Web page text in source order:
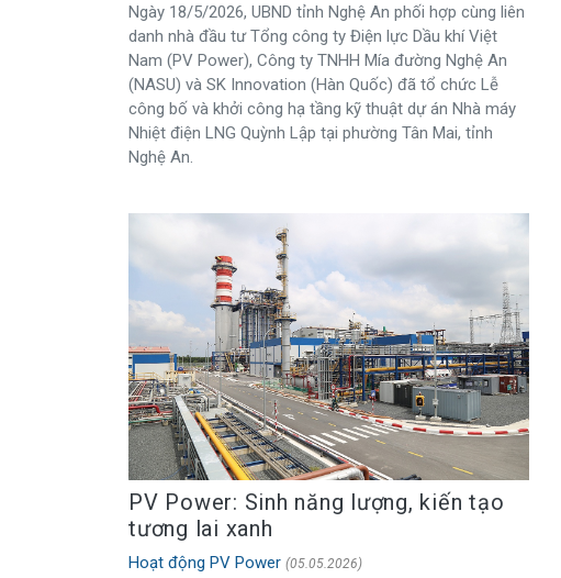
Ngày 18/5/2026, UBND tỉnh Nghệ An phối hợp cùng liên
danh nhà đầu tư Tổng công ty Điện lực Dầu khí Việt
Nam (PV Power), Công ty TNHH Mía đường Nghệ An
(NASU) và SK Innovation (Hàn Quốc) đã tổ chức Lễ
công bố và khởi công hạ tầng kỹ thuật dự án Nhà máy
Nhiệt điện LNG Quỳnh Lập tại phường Tân Mai, tỉnh
Nghệ An.
PV Power: Sinh năng lượng, kiến tạo
tương lai xanh
Hoạt động PV Power (05.05.2026)